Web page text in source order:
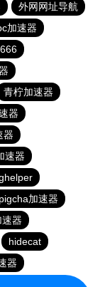
外网网址导航
加速器
青柠加速器
器
器
速器
pigcha加速器
器
hidecat
器